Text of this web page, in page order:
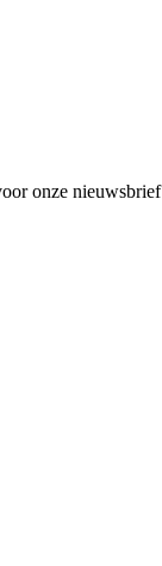
onze nieuwsbrief